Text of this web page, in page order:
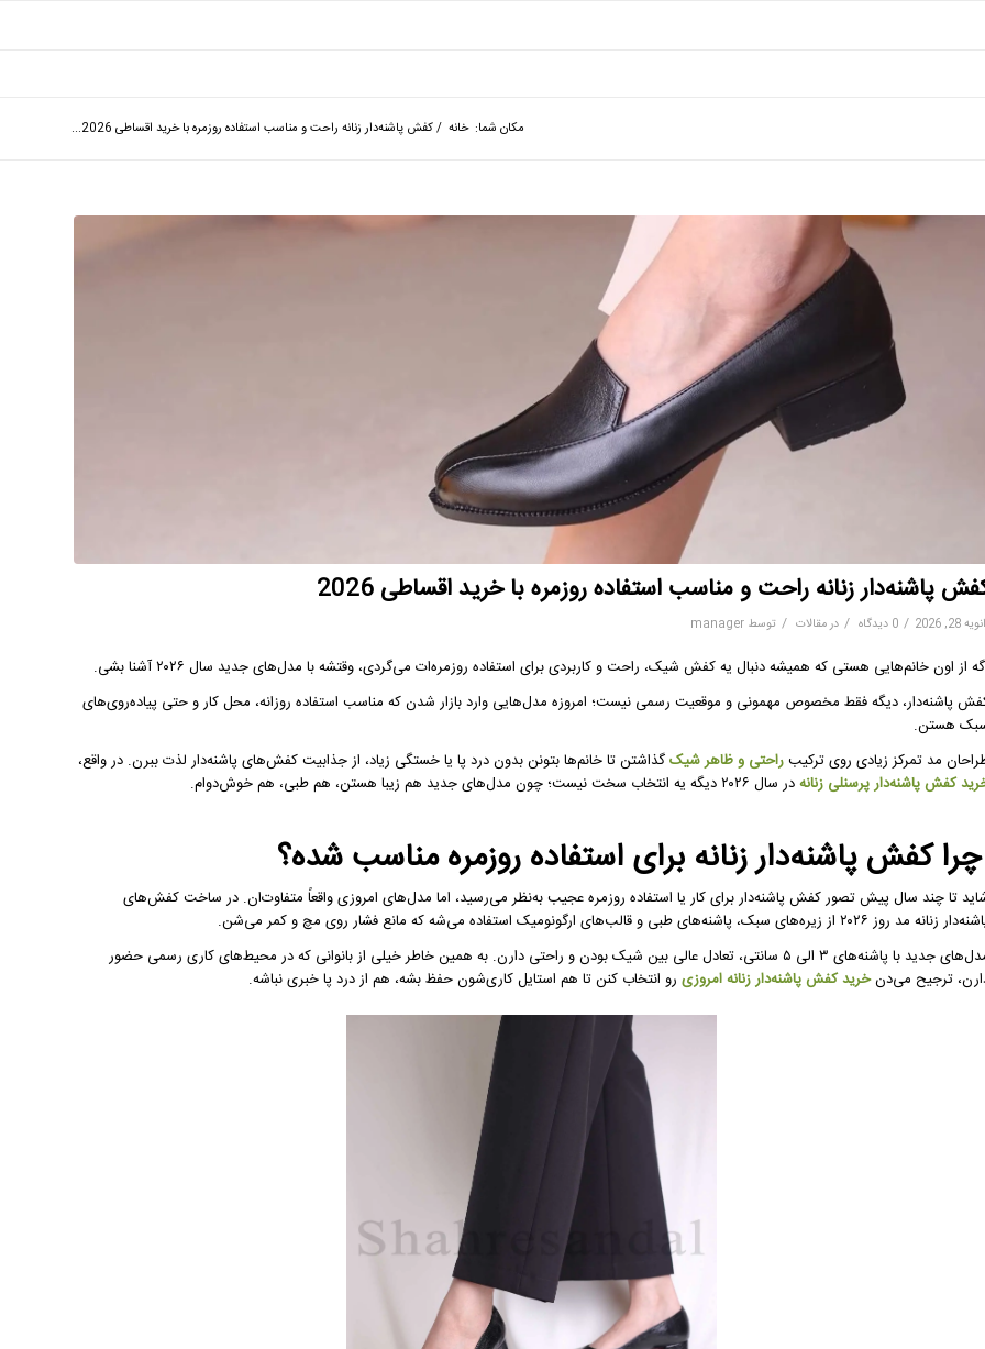
مکان شما: خانه /کفش پاشنه‌دار زنانه راحت و مناسب استفاده روزمره با خرید اقساطی 2026...
پاشنه‌دار زنانه راحت و مناسب استفاده روزمره با خرید اقساطی 2026
28, 2026
/ 0 دیدگاه / درمقالات / توسط manager
از اون خانم‌هایی هستی که همیشه دنبال یه کفش شیک، راحت و کاربردی برای استفاده روزمره‌ات می‌گردی، وقتشه با مدل‌های جدید سال ۲۰۲۶ آشنا بشی.
پاشنه‌دار، دیگه فقط مخصوص مهمونی و موقعیت رسمی نیست؛ امروزه مدل‌هایی وارد بازار شدن که مناسب استفاده روزانه، محل کار و حتی پیاده‌روی‌های
هستن.
مد تمرکز زیادی روی ترکیبراحتی و ظاهر شیکگذاشتن تا خانم‌ها بتونن بدون درد پا یا خستگی زیاد، از جذابیت کفش‌های پاشنه‌دار لذت ببرن. در واقع،
کفش پاشنه‌دار پرسنلی زنانهدر سال ۲۰۲۶ دیگه یه انتخاب سخت نیست؛ چون مدل‌های جدید هم زیبا هستن، هم طبی، هم خوش‌دوام.
چرا کفش پاشنه‌دار زنانه برای استفاده روزمره مناسب شده؟
تا چند سال پیش تصور کفش پاشنه‌دار برای کار یا استفاده روزمره عجیب به‌نظر می‌رسید، اما مدل‌های امروزی واقعاً متفاوت‌ان. در ساخت کفش‌های
زنانه مد روز ۲۰۲۶ از زیره‌های سبک، پاشنه‌های طبی و قالب‌های ارگونومیک استفاده می‌شه که مانع فشار روی مچ و کمر می‌شن.
مدل‌های جدید با پاشنه‌های ۳ الی ۵ سانتی، تعادل عالی بین شیک بودن و راحتی دارن. به همین خاطر خیلی از بانوانی که در محیط‌های کاری رسمی حضور
ترجیح می‌دنخرید کفش پاشنه‌دار زنانه امروزیرو انتخاب کنن تا هم استایل کاری‌شون حفظ بشه، هم از درد پا خبری نباشه.